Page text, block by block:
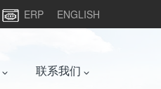
ERP ENGLISH
联系我们